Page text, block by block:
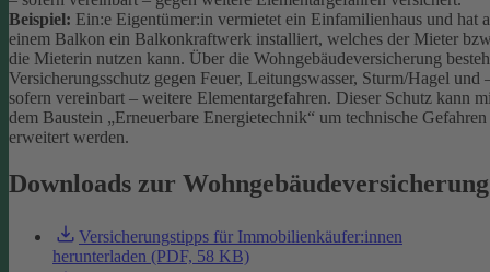
Beispiel: Ein:e Eigentümer:in vermietet ein Einfamilienhaus und hat
einem Balkon ein Balkonkraftwerk installiert, welches der Mieter
die Mieterin nutzen kann. Über die Wohngebäudeversicherung
Versicherungsschutz gegen Feuer, Leitungswasser, Sturm/Hagel und
sofern vereinbart – weitere Elementargefahren. Dieser Schutz kann
dem Baustein „Erneuerbare Energietechnik“ um technische Gefahren
erweitert werden.
Downloads zur Wohngebäudeversicherung
Versicherungstipps für Immobilienkäufer:innen
herunterladen (PDF, 58 KB)